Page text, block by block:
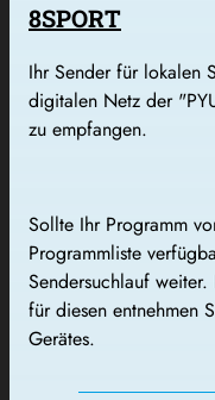
8SPORT
Ihr Sender für lokalen
digitalen Netz der
zu empfangen.
Sollte Ihr Programm
Programmliste
Sendersuchlauf
für diesen entnehmen
Gerätes.